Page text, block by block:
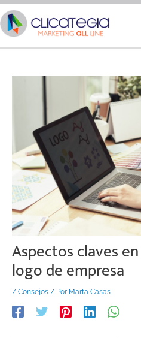
Ir
al
Aspectos claves
logo de empresa
/ Consejos / Por Marta Casas